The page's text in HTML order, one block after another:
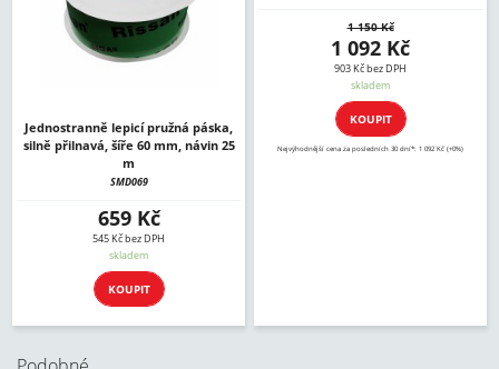
Jednostranně lepicí pružná páska,
silně přilnavá, šíře 60 mm, návin 25
m
SMD069
659 Kč
545 Kč bez DPH
skladem
KOUPIT
1 150 Kč
1 092 Kč
903 Kč bez DPH
skladem
KOUPIT
Nejvýhodnější cena za posledních 30 dní*: 1 092 Kč (+0%)